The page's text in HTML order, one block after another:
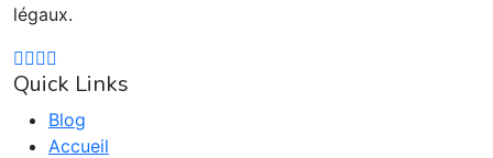
légaux.
Quick Links
Blog
Accueil